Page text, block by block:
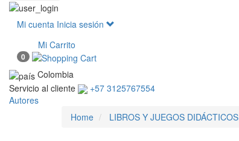
Mi cuenta Inicia sesión
Mi Carrito
0
Colombia
Servicio al cliente
+57 3125767554
Autores
Home
LIBROS Y JUEGOS DIDÁCTICOS